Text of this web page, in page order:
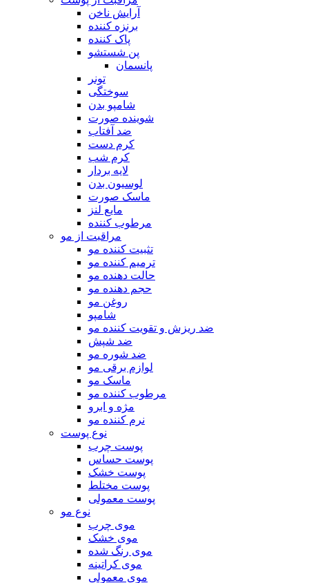
آرایش ناخن
برنزه کننده
پاک کننده
پن شستشو
پانسمان
تونر
سوختگی
شامپو بدن
شوینده صورت
ضد آفتاب
کرم دست
کرم شب
لایه بردار
لوسیون بدن
ماسک صورت
مایع لنز
مرطوب کننده
مراقبت از مو
تثبیت کننده مو
ترمیم کننده مو
حالت دهنده مو
حجم دهنده مو
روغن مو
شامپو
ضد ریزش و تقویت کننده مو
ضد شپش
ضد شوره مو
لوازم برقی مو
ماسک مو
مرطوب کننده مو
مژه و ابرو
نرم کننده مو
نوع پوست
پوست چرب
پوست حساس
پوست خشک
پوست مختلط
پوست معمولی
نوع مو
موی چرب
موی خشک
موی رنگ شده
موی کراتینه
موی معمولی